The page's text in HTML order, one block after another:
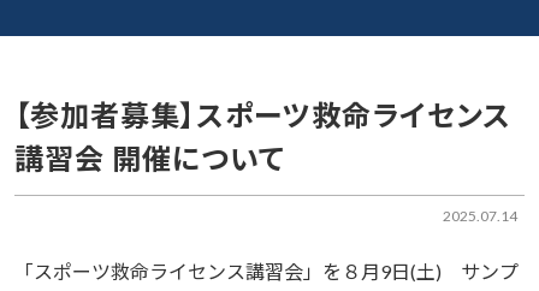
2025.07.14
【参加者募集】スポーツ救命ライセンス
講習会 開催について
「スポーツ救命ライセンス講習会」を８月9日(土) サンプ